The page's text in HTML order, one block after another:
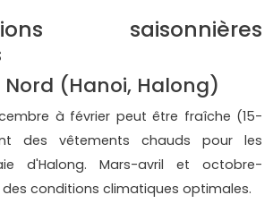
saisonnières
(Hanoi, Halong)
à février peut être fraîche (15-
des vêtements chauds pour les
d'Halong. Mars-avril et octobre-
conditions climatiques optimales.